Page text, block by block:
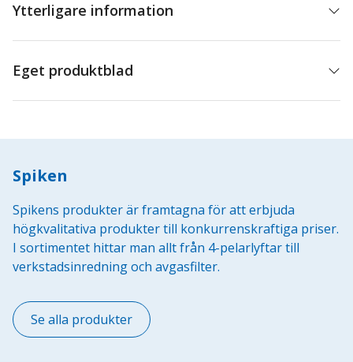
Ytterligare information
Eget produktblad
Spiken
Spikens produkter är framtagna för att erbjuda
högkvalitativa produkter till konkurrenskraftiga priser.
I sortimentet hittar man allt från 4-pelarlyftar till
verkstadsinredning och avgasfilter.
Se alla produkter